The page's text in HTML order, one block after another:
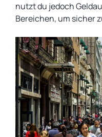
nutzt du jedoch
Bereichen, um sicher